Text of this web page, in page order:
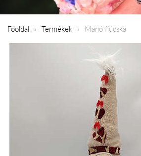
Főoldal Termékek Manó fiúcska